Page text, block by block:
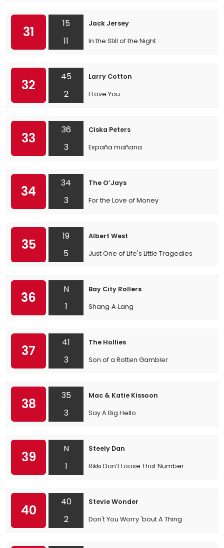
31
15
11
Jack Jersey
In the Still of the Night
32
45
2
Larry Cotton
I Love You
33
36
3
Ciska Peters
España mañana
34
34
3
The O’Jays
For the Love of Money
35
19
5
Albert West
Just One of Life's Little Tragedies
36
N
1
Bay City Rollers
Shang‐A‐Lang
37
41
3
The Hollies
Son of a Rotten Gambler
38
35
3
Mac & Katie Kissoon
Say A Big Hello
39
N
1
Steely Dan
Rikki Don’t Loose That Number
40
40
2
Stevie Wonder
Don't You Worry 'bout A Thing